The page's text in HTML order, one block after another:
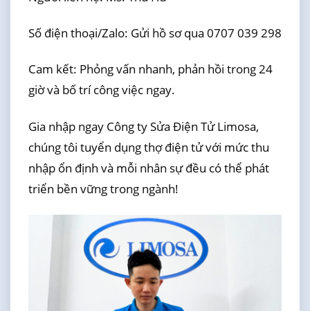
Số điện thoại/Zalo: Gửi hồ sơ qua 0707 039 298
Cam kết: Phỏng vấn nhanh, phản hồi trong 24
giờ và bố trí công việc ngay.
Gia nhập ngay Công ty Sửa Điện Tử Limosa,
chúng tôi tuyển dụng thợ điện tử với mức thu
nhập ổn định và mỗi nhân sự đều có thể phát
triển bền vững trong ngành!